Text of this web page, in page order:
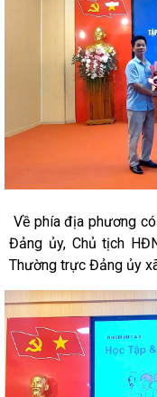
Về phía địa phương
Đảng ủy, Chủ tịch
Thường trực Đảng ủy